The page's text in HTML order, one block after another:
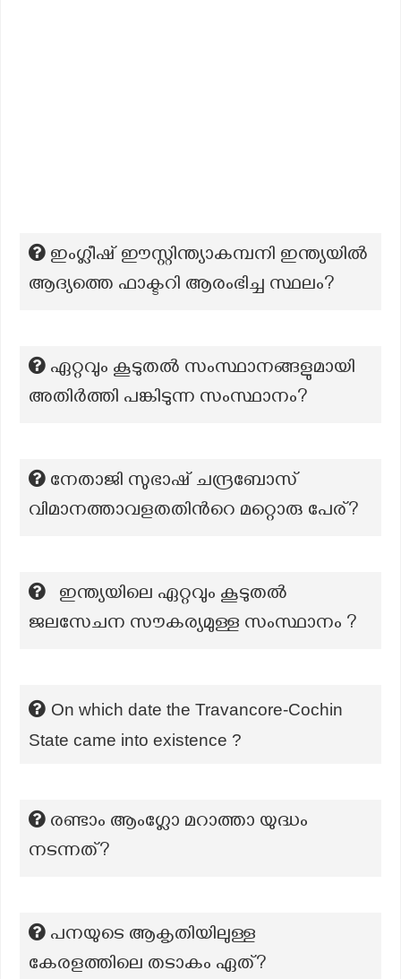
ഇംഗ്ലീഷ് ഈസ്റ്റിന്ത്യാകമ്പനി ഇന്ത്യയിൽ
ആദ്യത്തെ ഫാക്ടറി ആരംഭിച്ച സ്ഥലം?
ഏറ്റവും കൂടുതൽ സംസ്ഥാനങ്ങളുമായി
അതിർത്തി പങ്കിടുന്ന സംസ്ഥാനം?
നേതാജി സുഭാഷ് ചന്ദ്രബോസ്
വിമാനത്താവളതതിന്‍റെ മറ്റൊരു പേര്?
ഇന്ത്യയിലെ ഏറ്റവും കൂടുതൽ
ജലസേചന സൗകര്യമുള്ള സംസ്ഥാനം ?
On which date the Travancore-Cochin
State came into existence ?
രണ്ടാം ആംഗ്ലോ മറാത്താ യുദ്ധം
നടന്നത്?
പനയുടെ ആകൃതിയിലുള്ള
കേരളത്തിലെ തടാകം ഏത്?